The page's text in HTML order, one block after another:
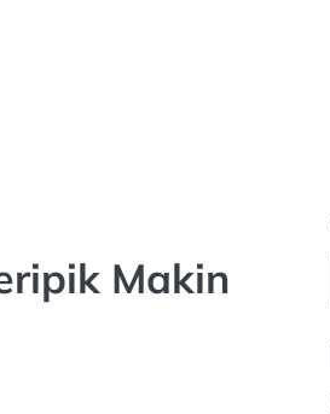
Makin